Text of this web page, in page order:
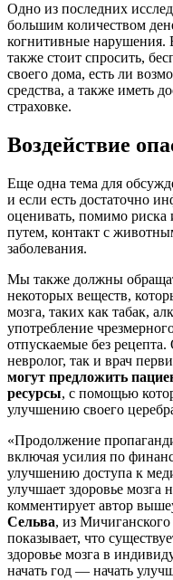
Одно из последних
большим количеством
когнитивные нарушения.
также стоит спросить,
своего дома, есть ли
средства, а также иметь
страховке.
Воздействие
Еще одна тема для
и если есть достаточно
оценивать, помимо
путем, контакт с
заболевания.
Мы также должны
некоторых веществ,
мозга, таких как табак,
употребление
отпускаемые без
невролог, так и врач
могут предложить
ресурсы, с помощью
улучшению своего
«Продолжение
включая усилия по
улучшению доступа к
улучшает здоровье
комментирует автор
Сельва, из
показывает, что
здоровье мозга в
начать год — начать